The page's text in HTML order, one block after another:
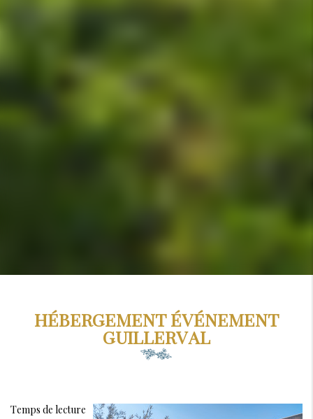
HÉBERGEMENT ÉVÉNEMENT
GUILLERVAL
Temps de lecture